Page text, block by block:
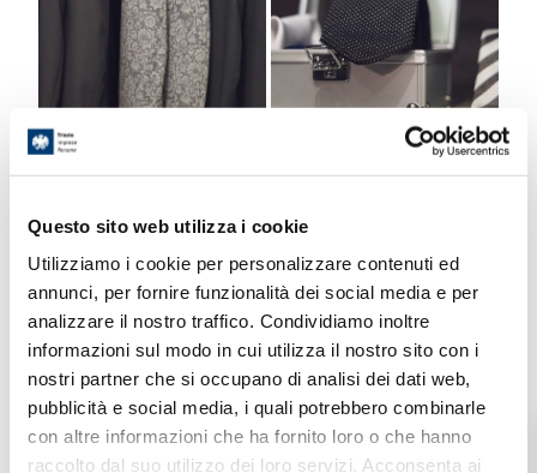
Questo sito web utilizza i cookie
Utilizziamo i cookie per personalizzare contenuti ed
annunci, per fornire funzionalità dei social media e per
analizzare il nostro traffico. Condividiamo inoltre
informazioni sul modo in cui utilizza il nostro sito con i
nostri partner che si occupano di analisi dei dati web,
pubblicità e social media, i quali potrebbero combinarle
con altre informazioni che ha fornito loro o che hanno
raccolto dal suo utilizzo dei loro servizi. Acconsenta ai